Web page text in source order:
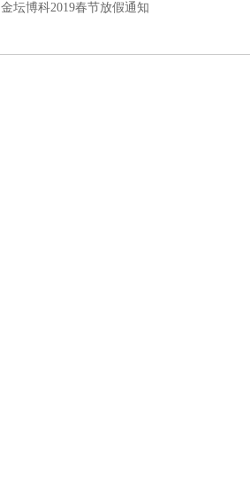
金坛博科2019春节放假通知